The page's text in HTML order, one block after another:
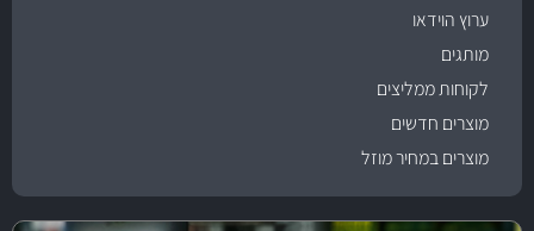
ערוץ הוידאו
מותגים
לקוחות ממליצים
מוצרים חדשים
מוצרים במחיר מוזל